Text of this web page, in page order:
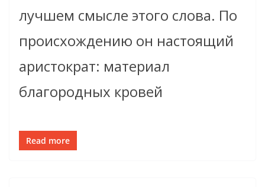
лучшем смысле этого слова. По
происхождению он настоящий
аристократ: материал
благородных кровей
Read more